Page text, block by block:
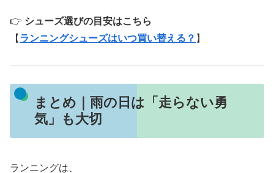
👉 シューズ選びの目安はこちら
【 ランニングシューズはいつ買い替える？ 】
まとめ｜雨の日は「走らない勇
気」も大切
ランニングは、